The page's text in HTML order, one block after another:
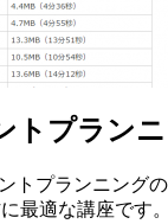
トプラン
トプランニン
最適な講座です。